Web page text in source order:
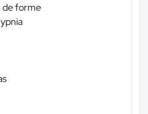
de forme